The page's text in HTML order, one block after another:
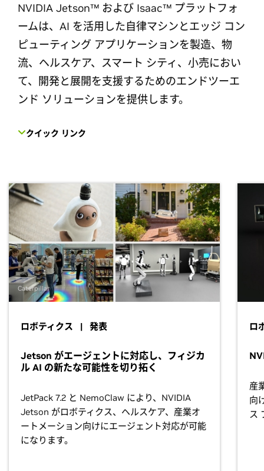
NVIDIA Jetson™ および Isaac™ プラットフォ
ームは、AI を活用した自律マシンとエッジ コン
ピューティング アプリケーションを製造、物
流、ヘルスケア、スマート シティ、小売におい
て、開発と展開を支援するためのエンドツーエ
ンド ソリューションを提供します。
クイック リンク
Caterpillar
ロボティクス | 発表
Jetson がエージェントに対応し、フィジカ
ル AI の新たな可能性を切り拓く
JetPack 7.2 と NemoClaw により、NVIDIA
Jetson がロボティクス、ヘルスケア、産業オ
ートメーション向けにエージェント対応が可能
になります。
ロ
産
向
ス